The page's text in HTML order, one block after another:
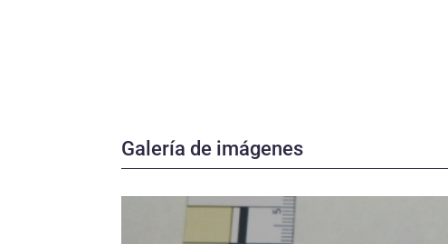
Galería de imágenes